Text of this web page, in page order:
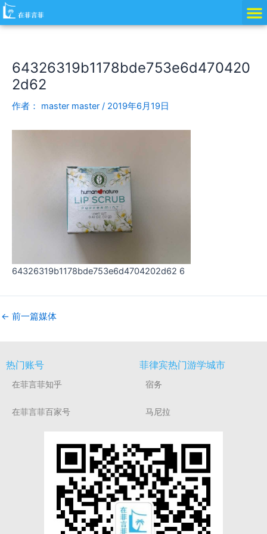
跳
至
64326319b1178bde753e6d470420
2d62
作者： master master / 2019年6月19日
64326319b1178bde753e6d4704202d62 6
Post
navigation
← 前一篇媒体
热门账号
在菲言菲知乎
在菲言菲百家号
菲律宾热门游学城市
宿务
马尼拉